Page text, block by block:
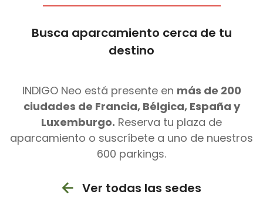
Busca aparcamiento cerca de tu
destino
INDIGO Neo está presente en más de 200
ciudades de Francia, Bélgica, España y
Luxemburgo. Reserva tu plaza de
aparcamiento o suscríbete a uno de nuestros
600 parkings.
Ver todas las sedes